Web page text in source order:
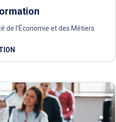
de l'Économie et des Métiers